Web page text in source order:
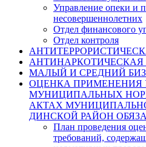
Управление опеки и
несовершеннолетних
Отдел финансового
Отдел контроля
МАЛЫЙ И СРЕДНИЙ
ОЦЕНКА ПРИМЕНЕНИЯ
МУНИЦИПАЛЬНЫХ
АКТАХ
ДИНСКОЙ РАЙОН
План проведения
требований,